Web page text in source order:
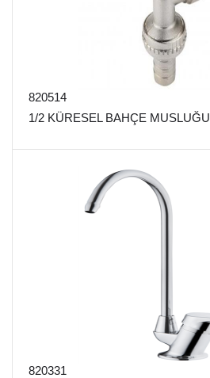
820514
1/2 KÜRESEL BAHÇE MUSLUĞU
820331